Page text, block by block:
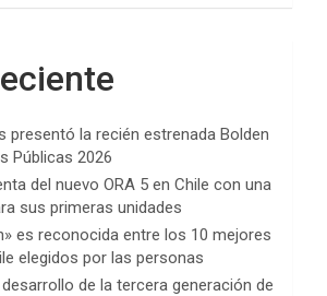
presentó la recién estrenada Bolden
Públicas 2026
del nuevo ORA 5 en Chile con una
sus primeras unidades
es reconocida entre los 10 mejores
elegidos por las personas
de la tercera generación de